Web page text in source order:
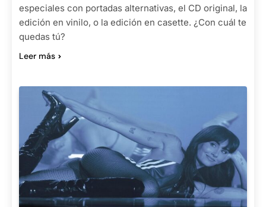
especiales con portadas alternativas, el CD original, la
edición en vinilo, o la edición en casette. ¿Con cuál te
quedas tú?
Leer más